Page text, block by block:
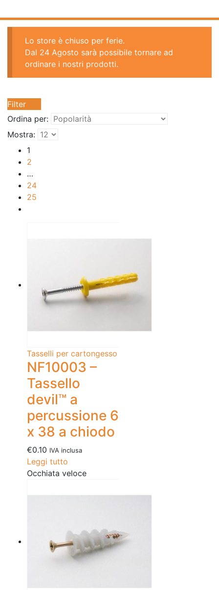
Lo store è chiuso per ferie.
Dal 24 Agosto sarà possibile tornare ad
ordinare i nostri prodotti.
Filter
Ordina per:
Mostra:
1
2
…
24
25
Tasselli per cartongesso
NF10003 –
Tassello
devil™ a
percussione 6
x 38 a chiodo
€0.10 IVA inclusa
Leggi tutto
Occhiata veloce